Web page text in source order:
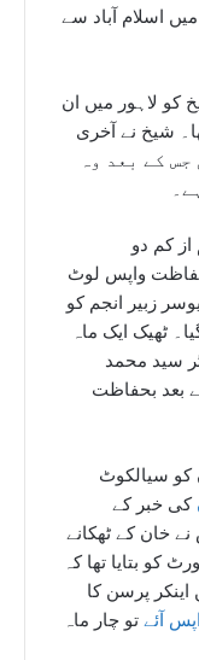
اسلام آباد سے
شیخ کو لاہور میں ان
شیخ نے آخری
جس کے بعد وہ
کم دو
بحفاظت واپس لوٹ
زبیر انجم کو
ٹھیک ایک ماہ
سید محمد
گھنٹے بعد بحفاظت
کو سیالکوٹ
کی خبر کے
خان کے ٹھکانے
کو بتایا تھا کہ
پرسن کا
آئے تو چار ماہ